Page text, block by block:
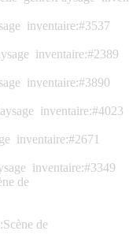
inventaire:#3537
inventaire:#2389
inventaire:#3890
inventaire:#4023
inventaire:#2671
inventaire:#3349
de
de